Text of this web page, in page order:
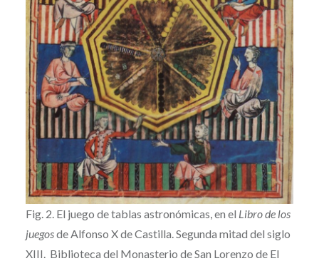
Fig. 2. El juego de tablas astronómicas, en el Libro de los
juegosde Alfonso X de Castilla. Segunda mitad del siglo
XIII. Biblioteca del Monasterio de San Lorenzo de El